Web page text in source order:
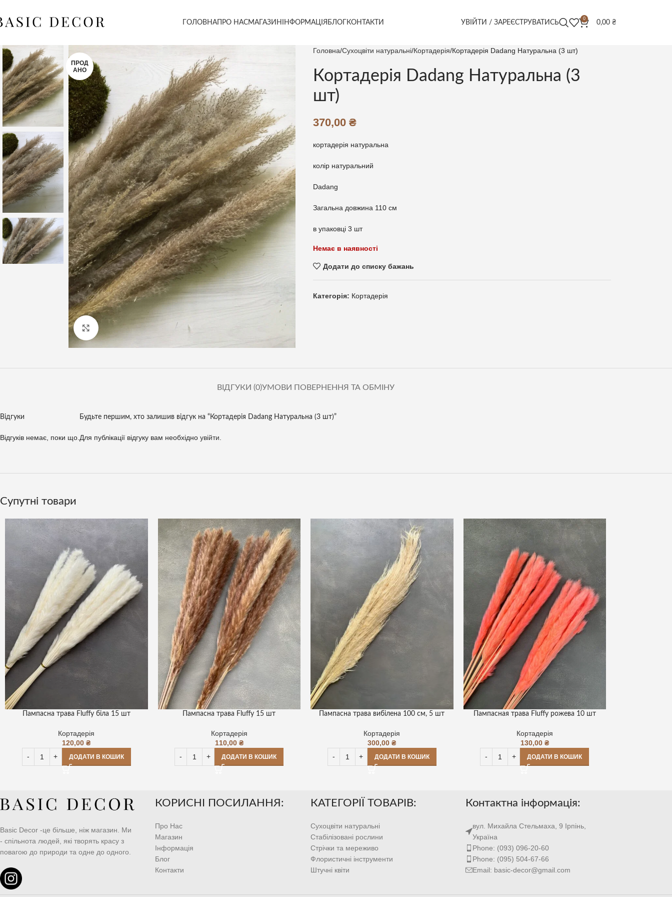
ГОЛОВНАПРО НАСМАГАЗИН ІНФОРМАЦІЯ БЛОГ КОНТАКТИ УВІЙТИ / ЗАРЕЄСТРУВАТИСЬ
0
0,00 ₴
ПРОД
АНО
Клацніть, щоб збільшити
Головна Сухоцвіти натуральні Кортадерія Кортадерія Dadang Натуральна (3 шт)
Кортадерія Dadang Натуральна (3
шт)
370,00 ₴
кортадерія натуральна
колір натуральний
Dadang
Загальна довжина 110 см
в упаковці 3 шт
Немає в наявності
Додати до списку бажань
Категорія: Кортадерія
ВІДГУКИ (0)УМОВИ ПОВЕРНЕННЯ ТА ОБМІНУ
Відгуки
Відгуків немає, поки що.
Будьте першим, хто залишив відгук на “Кортадерія Dadang Натуральна (3 шт)”
Для публікації відгуку вам необхідно увійти
Супутні товари
Пампасна трава Fluffy біла 15 шт
Кортадерія
120,00₴
ДОДАТИ В КОШИК
Пампасна трава Fluffy 15 шт
Кортадерія
110,00 ₴
ДОДАТИ В КОШИК
Пампасна трава вибілена 100 см, 5 шт
Кортадерія
300,00₴
ДОДАТИ В КОШИК
Пампасная трава Fluffy рожева 10 шт
Кортадерія
130,00 ₴
ДОДАТИ В КОШИК
Basic Decor -це більше, ніж магазин. Ми
- спільнота людей, які творять красу з
повагою до природи та одне до одного.
КОРИСНІ ПОСИЛАННЯ:
Про Нас
Магазин
Інформація
Блог
Контакти
КАТЕГОРІЇ ТОВАРІВ:
Сухоцвіти натуральні
Стабілізовані рослини
Стрічки та мереживо
Флористичні інструменти
Штучні квіти
Контактна інформація:
вул. Михайла Стельмаха, 9 Ірпінь,
Україна
Phone: (093) 096-20-60
Phone: (095) 504-67-66
Email: basic-decor@gmail.com